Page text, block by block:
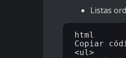
Listas
html
Copiar
<ul>